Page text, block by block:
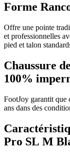
Forme
Offre une pointe
et professionnelles
pied et talon
Chaussure
100%
FootJoy garantit que
ans dans des
Pro SL M